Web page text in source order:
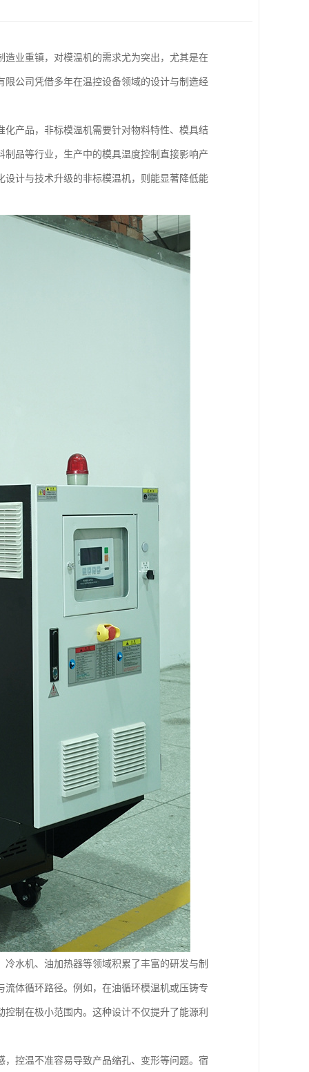
业重镇，对模温机的需求尤为突出，尤其是在
公司凭借多年在温控设备领域的设计与制造经
产品，非标模温机需要针对物料特性、模具结
品等行业，生产中的模具温度控制直接影响产
计与技术升级的非标模温机，则能显著降低能
水机、油加热器等领域积累了丰富的研发与制
体循环路径。例如，在油循环模温机或压铸专
制在极小范围内。这种设计不仅提升了能源利
控温不准容易导致产品缩孔、变形等问题。宿